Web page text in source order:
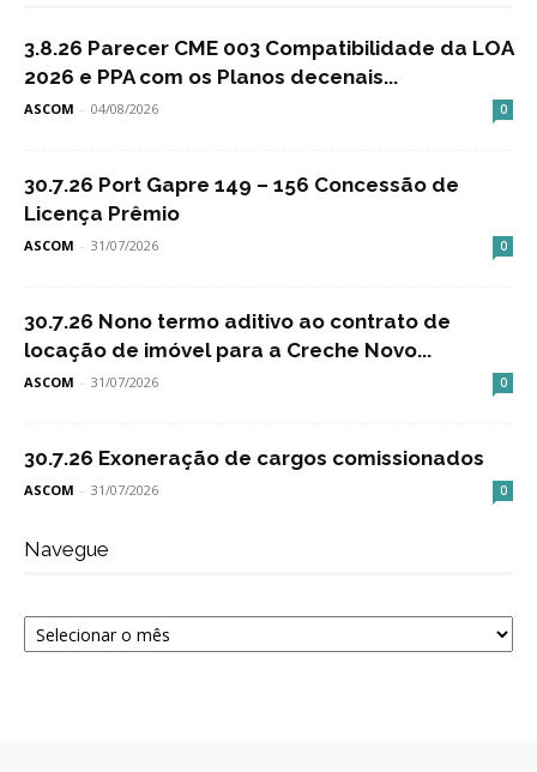
3.8.26 Parecer CME 003 Compatibilidade da LOA
2026 e PPA com os Planos decenais...
ASCOM - 04/08/2026 0
30.7.26 Port Gapre 149 – 156 Concessão de
Licença Prêmio
ASCOM - 31/07/2026 0
30.7.26 Nono termo aditivo ao contrato de
locação de imóvel para a Creche Novo...
ASCOM - 31/07/2026 0
30.7.26 Exoneração de cargos comissionados
ASCOM - 31/07/2026 0
Navegue
Navegue